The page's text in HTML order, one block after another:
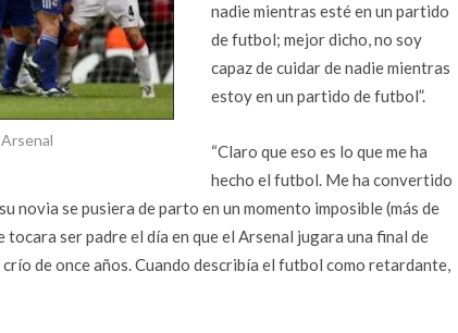
nadie mientras esté en un partido
de futbol; mejor dicho, no soy
capaz de cuidar de nadie mientras
estoy en un partido de futbol”.
“Claro que eso es lo que me ha
hecho el futbol. Me ha convertido
novia se pusiera de parto en un momento imposible (más de
tocara ser padre el día en que el Arsenal jugara una final de
de once años. Cuando describía el futbol como retardante,